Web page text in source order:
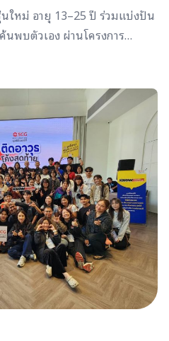
ใหม่ อายุ 13–25 ปี ร่วมแบ่งปัน
นพบตัวเอง ผ่านโครงการ
Challenge ภายใต้หัวข้อ “สิ่ง
เปลี่ยนฉันยังไง” ไม่ว่าจะเป็น
วามผิดพลาด หรือบทเรียนชีวิต
แรงบันดาลใจสำคัญให้ใครอีก
และรู้จักตัวเองมากขึ้นผ่าน
มูลนิธิเอสซีจี เชื่อว่า Self-
คือหนึ่งในทักษะสำคัญของคนรุ่น
ปลี่ยนแปลงและแรงกดดัน
ามรู้สึก และข้อจำกัดของตัวเอง
เส้นทางชีวิต และเติบโตได้
กวดจะได้รับเงินรางวัลรวมกว่า
ดยมูลนิธิเอสซีจี เปิดรับผลงาน
ติดต่อสอบถามเพิ่มเติมได้ที่
scgfoundation